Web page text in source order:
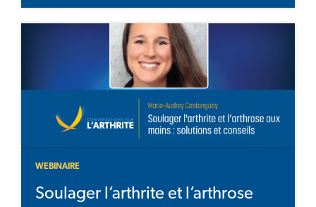
WEBINAIRE
Soulager l’arthrite et l’arthrose